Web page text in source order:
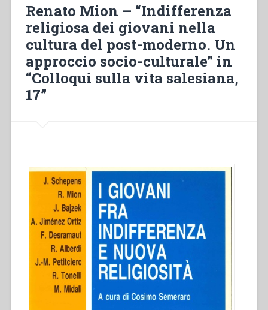
in
“Colloqui
sulla
vita
salesiana,
17””
Renato Mion – “Indifferenza
religiosa dei giovani nella
cultura del post-moderno. Un
approccio socio-culturale” in
“Colloqui sulla vita salesiana,
17”